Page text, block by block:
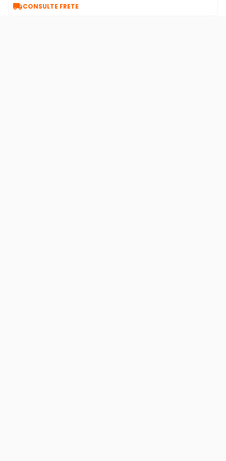
CONSULTE FRETE